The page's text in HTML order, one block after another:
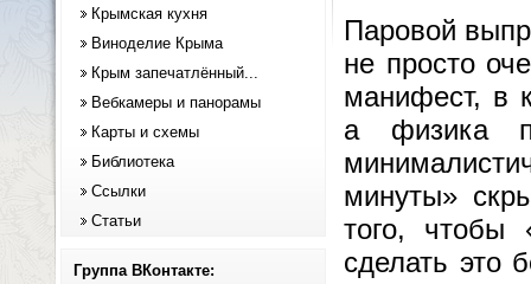
Крымская кухня
Виноделие Крыма
Крым запечатлённый...
Вебкамеры и панорамы
Карты и схемы
Библиотека
Ссылки
Статьи
Группа ВКонтакте:
Паровой
не просто
манифест, в
а физика
минуты»
того, чтобы
сделать это